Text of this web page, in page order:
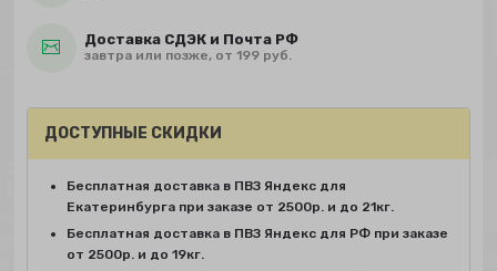
Доставка СДЭК и Почта РФ
завтра или позже, от 199 руб.
ДОСТУПНЫЕ СКИДКИ
Бесплатная доставка в ПВЗ Яндекс для
Екатеринбурга при заказе от 2500р. и до 21кг.
Бесплатная доставка в ПВЗ Яндекс для РФ при заказе
от 2500р. и до 19кг.